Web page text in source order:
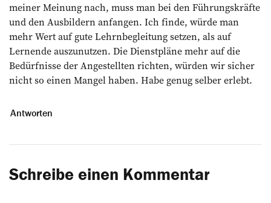
meiner Meinung nach, muss man bei den Führungskräfte
und den Ausbildern anfangen. Ich finde, würde man
mehr Wert auf gute Lehrnbegleitung setzen, als auf
Lernende auszunutzen. Die Dienstpläne mehr auf die
Bedürfnisse der Angestellten richten, würden wir sicher
nicht so einen Mangel haben. Habe genug selber erlebt.
Antworten
Schreibe einen Kommentar